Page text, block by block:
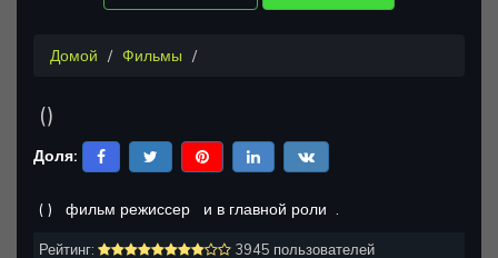
Домой Фильмы
()
Доля:
( ) фильм режиссер и в главной роли .
Рейтинг:
3945 пользователей